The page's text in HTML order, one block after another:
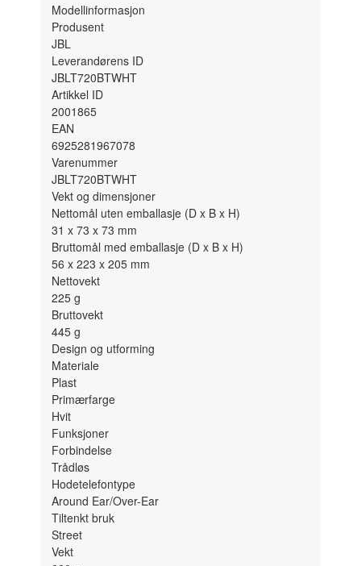
Modellinformasjon
Produsent
JBL
Leverandørens ID
JBLT720BTWHT
Artikkel ID
2001865
EAN
6925281967078
Varenummer
JBLT720BTWHT
Vekt og dimensjoner
Nettomål uten emballasje (D x B x H)
31 x 73 x 73 mm
Bruttomål med emballasje (D x B x H)
56 x 223 x 205 mm
Nettovekt
225g
Bruttovekt
445g
Design og utforming
Materiale
Plast
Primærfarge
Hvit
Funksjoner
Forbindelse
Trådløs
Hodetelefontype
Around Ear/Over-Ear
Tiltenkt bruk
Street
Vekt